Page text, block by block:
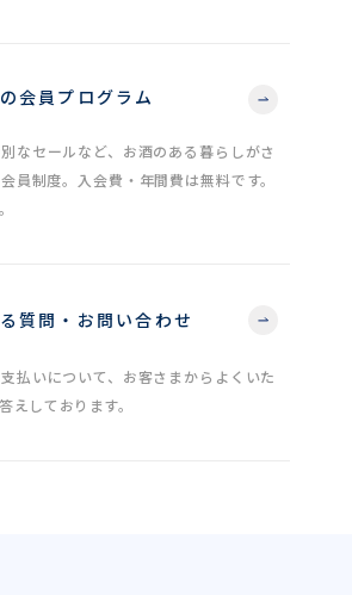
会員プログラム
なセールなど、お酒のある暮らしがさ
員制度。入会費・年間費は無料です。
質問・お問い合わせ
払いについて、お客さまからよくいた
えしております。